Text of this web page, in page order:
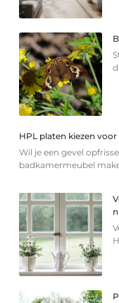
HPL platen kiezen
Wil je een gevel
badkamermeubel